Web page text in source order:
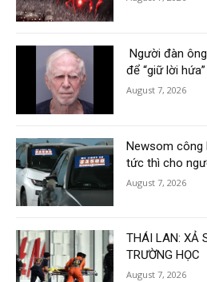
Người đàn
để “giữ lời hứa”
August 7, 2026
Newsom công
tức thì cho
August 7, 2026
THÁI LAN: XẢ
TRƯỜNG HỌC
August 7, 2026